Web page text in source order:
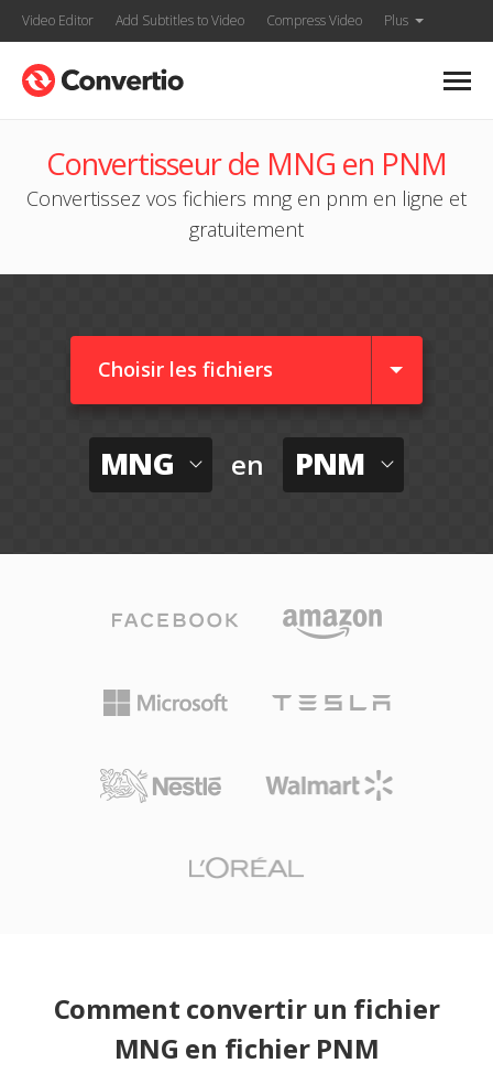
Video Editor Add Subtitles to Video Compress Video Plus
Convertisseur de MNG en PNM
Convertissez vos fichiers mng en pnm en ligne et
gratuitement
Choisir les fichiers
MNG en PNM
Comment convertir un fichier
MNG en fichier PNM